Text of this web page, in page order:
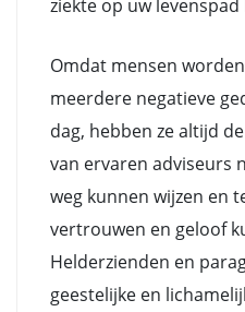
ziekte op uw levenspad
Omdat mensen
meerdere negatieve
dag, hebben ze altijd
van ervaren adviseurs
weg kunnen wijzen en
vertrouwen en geloof
Helderzienden en
geestelijke en